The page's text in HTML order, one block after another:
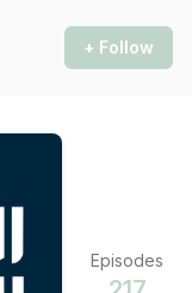
+ Follow
Episodes